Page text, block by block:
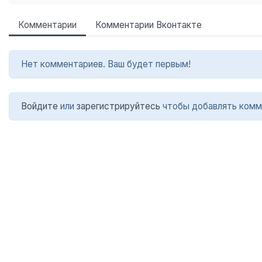
Комментарии Комментарии Вконтакте
Нет комментариев. Ваш будет первым!
Войдите или зарегистрируйтесь чтобы добавлять